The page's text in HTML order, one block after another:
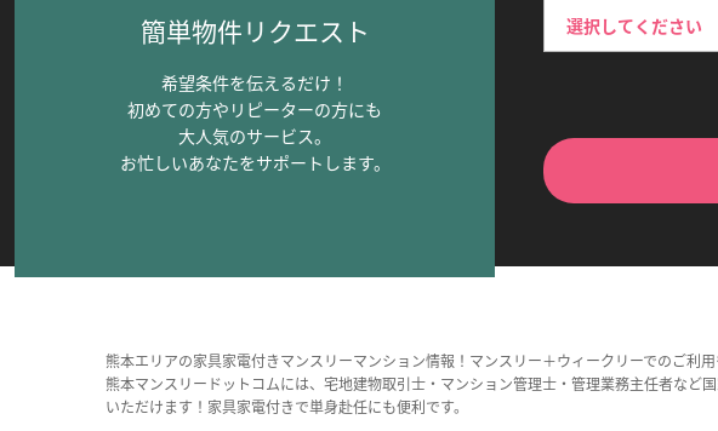
簡単物件リクエスト
希望条件を伝えるだけ！
初めての方やリピーターの方にも
大人気のサービス。
お忙しいあなたをサポートします。
熊本エリアの家具家電付きマンスリーマンション情報！マンスリー＋ウィークリーでのご利
熊本マンスリードットコムには、宅地建物取引士・マンション管理士・管理業務主任者な
いただけます！家具家電付きで単身赴任にも便利です。